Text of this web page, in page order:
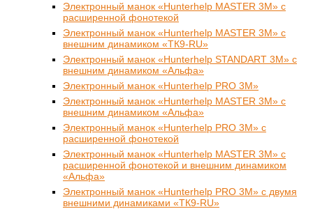
Электронный манок «Hunterhelp MASTER 3M» с
расширенной фонотекой
Электронный манок «Hunterhelp MASTER 3M» с
внешним динамиком «ТК9-RU»
Электронный манок «Hunterhelp STANDART 3M» с
внешним динамиком «Альфа»
Электронный манок «Hunterhelp PRO 3M»
Электронный манок «Hunterhelp MASTER 3M» с
внешним динамиком «Альфа»
Электронный манок «Hunterhelp PRO 3M» с
расширенной фонотекой
Электронный манок «Hunterhelp MASTER 3M» с
расширенной фонотекой и внешним динамиком
«Альфа»
Электронный манок «Hunterhelp PRO 3M» с двумя
внешними динамиками «ТК9-RU»